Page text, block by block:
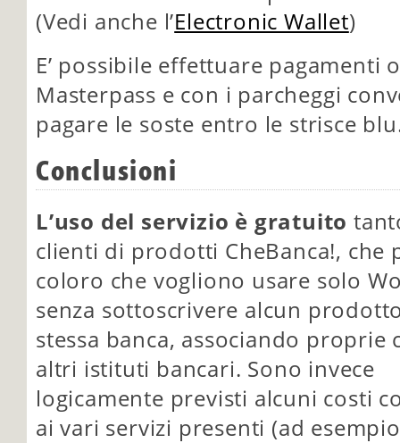
(Vedi anche l’Electronic Wallet)
E’ possibile effettuare pagamenti
Masterpass e con i parcheggi
pagare le soste entro le strisce
Conclusioni
L’uso del servizio è gratuito
clienti di prodotti CheBanca!, che
coloro che vogliono usare solo
senza sottoscrivere alcun
stessa banca, associando proprie
altri istituti bancari. Sono invece
logicamente previsti alcuni costi
ai vari servizi presenti (ad